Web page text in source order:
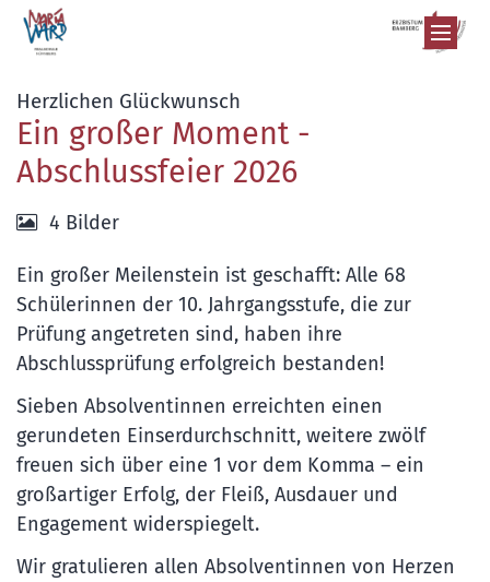
Zum Inhalt springen
Herzlichen Glückwunsch
Ein großer Moment -
Abschlussfeier 2026
4 Bilder
Ein großer Meilenstein ist geschafft: Alle 68
Schülerinnen der 10. Jahrgangsstufe, die zur
Prüfung angetreten sind, haben ihre
Abschlussprüfung erfolgreich bestanden!
Sieben Absolventinnen erreichten einen
gerundeten Einserdurchschnitt, weitere zwölf
freuen sich über eine 1 vor dem Komma – ein
großartiger Erfolg, der Fleiß, Ausdauer und
Engagement widerspiegelt.
Wir gratulieren allen Absolventinnen von Herzen